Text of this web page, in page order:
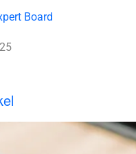
Board